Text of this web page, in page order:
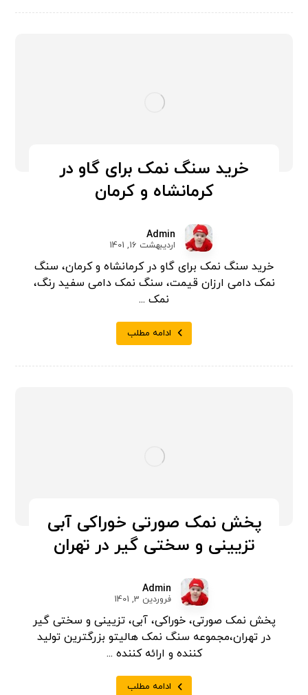
خرید سنگ نمک برای گاو در
کرمانشاه و کرمان
Admin
اردیبهشت 16, 1401
خرید سنگ نمک برای گاو در کرمانشاه و کرمان، سنگ
نمک دامی ارزان قیمت، سنگ نمک دامی سفید رنگ،
نمک ...
ادامه مطلب
پخش نمک صورتی خوراکی آبی
تزیینی و سختی گیر در تهران
Admin
فروردین 3, 1401
پخش نمک صورتی، خوراکی، آبی، تزیینی و سختی گیر
در تهران،مجموعه سنگ نمک هالیتو بزرگترین تولید
کننده و ارائه کننده ...
ادامه مطلب